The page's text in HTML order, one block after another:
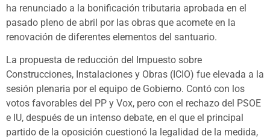
ha renunciado a la bonificación tributaria aprobada en el
pasado pleno de abril por las obras que acomete en la
renovación de diferentes elementos del santuario.
La propuesta de reducción del Impuesto sobre
Construcciones, Instalaciones y Obras (ICIO) fue elevada a la
sesión plenaria por el equipo de Gobierno. Contó con los
votos favorables del PP y Vox, pero con el rechazo del PSOE
e IU, después de un intenso debate, en el que el principal
partido de la oposición cuestionó la legalidad de la medida,